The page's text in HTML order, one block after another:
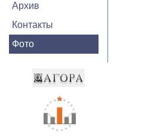
Архив
Контакты
Фото